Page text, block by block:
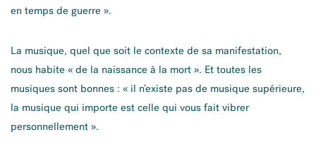
en temps de guerre ».
La musique, quel que soit le contexte de sa manifestation,
nous habite « de la naissance à la mort ». Et toutes les
musiques sont bonnes : « il n’existe pas de musique supérieure,
la musique qui importe est celle qui vous fait vibrer
personnellement ».